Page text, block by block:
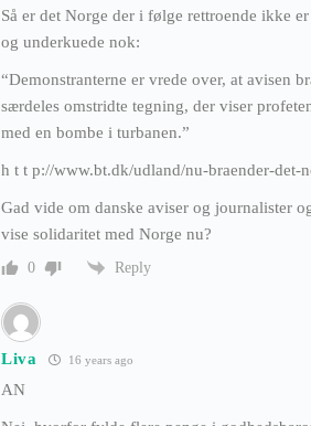
Så er det Norge der i følge rettroende ikke
og underkuede nok:
“Demonstranterne er vrede over, at avisen
særdeles omstridte tegning, der viser
med en bombe i turbanen.”
h t t p://www.bt.dk/udland/nu-braender-det-
Gad vide om danske aviser og journalister
vise solidaritet med Norge nu?
0 Reply
Liva 16 years ago
AN